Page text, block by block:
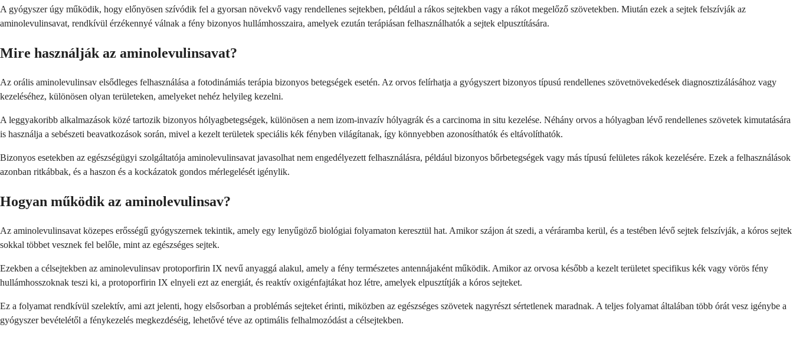
A gyógyszer úgy működik, hogy előnyösen szívódik fel a gyorsan növekvő vagy rendellenes sejtekben, például a rákos sejtekben vagy a rákot megelőző szövetekben. Miután ezek a sejtek felszívják az
aminolevulinsavat, rendkívül érzékennyé válnak a fény bizonyos hullámhosszaira, amelyek ezután terápiásan felhasználhatók a sejtek elpusztítására.
Mire használják az aminolevulinsavat?
Az orális aminolevulinsav elsődleges felhasználása a fotodinámiás terápia bizonyos betegségek esetén. Az orvos felírhatja a gyógyszert bizonyos típusú rendellenes szövetnövekedések diagnosztizálásához vagy
kezeléséhez, különösen olyan területeken, amelyeket nehéz helyileg kezelni.
A leggyakoribb alkalmazások közé tartozik bizonyos hólyagbetegségek, különösen a nem izom-invazív hólyagrák és a carcinoma in situ kezelése. Néhány orvos a hólyagban lévő rendellenes szövetek kimutatására
is használja a sebészeti beavatkozások során, mivel a kezelt területek speciális kék fényben világítanak, így könnyebben azonosíthatók és eltávolíthatók.
Bizonyos esetekben az egészségügyi szolgáltatója aminolevulinsavat javasolhat nem engedélyezett felhasználásra, például bizonyos bőrbetegségek vagy más típusú felületes rákok kezelésére. Ezek a felhasználások
azonban ritkábbak, és a haszon és a kockázatok gondos mérlegelését igénylik.
Hogyan működik az aminolevulinsav?
Az aminolevulinsavat közepes erősségű gyógyszernek tekintik, amely egy lenyűgöző biológiai folyamaton keresztül hat. Amikor szájon át szedi, a véráramba kerül, és a testében lévő sejtek felszívják, a kóros sejtek
sokkal többet vesznek fel belőle, mint az egészséges sejtek.
Ezekben a célsejtekben az aminolevulinsav protoporfirin IX nevű anyaggá alakul, amely a fény természetes antennájaként működik. Amikor az orvosa később a kezelt területet specifikus kék vagy vörös fény
hullámhosszoknak teszi ki, a protoporfirin IX elnyeli ezt az energiát, és reaktív oxigénfajtákat hoz létre, amelyek elpusztítják a kóros sejteket.
Ez a folyamat rendkívül szelektív, ami azt jelenti, hogy elsősorban a problémás sejteket érinti, miközben az egészséges szövetek nagyrészt sértetlenek maradnak. A teljes folyamat általában több órát vesz igénybe a
gyógyszer bevételétől a fénykezelés megkezdéséig, lehetővé téve az optimális felhalmozódást a célsejtekben.